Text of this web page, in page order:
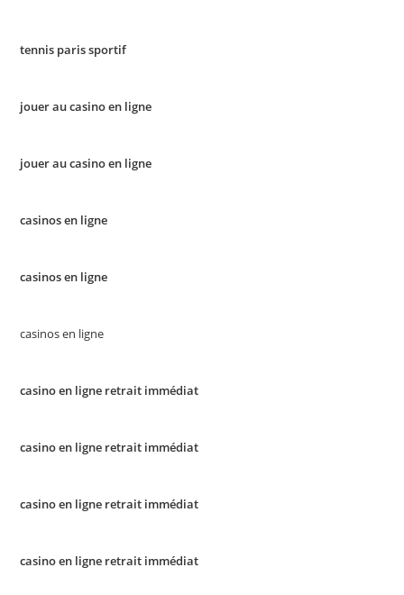
tennis paris sportif
jouer au casino en ligne
jouer au casino en ligne
casinos en ligne
casinos en ligne
casinos en ligne
casino en ligne retrait immédiat
casino en ligne retrait immédiat
casino en ligne retrait immédiat
casino en ligne retrait immédiat